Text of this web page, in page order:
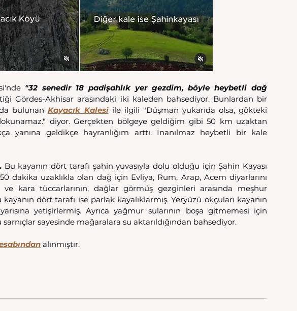
"32 senedir 18 padişahlık yer gezdim, böyle heybetli dağ
Gördes-Akhisar arasındaki iki kaleden bahsediyor. Bunlardan bir
bulunan Kayacık Kalesi ile ilgili "Düşman yukarıda olsa, gökteki
diyor. Gerçekten bölgeye geldiğim gibi 50 km uzaktan
yanına geldikçe hayranlığım arttı. İnanılmaz heybetli bir kale
. Bu kayanın dört tarafı şahin yuvasıyla dolu olduğu için Şahin Kayası
dakika uzaklıkla olan dağ için Evliya, Rum, Arap, Acem diyarlarını
kara tüccarlarının, dağlar görmüş gezginleri arasında meşhur
dört tarafı ise parlak kayalıklarmış. Yeryüzü okçuları kayanın
yetişirlermiş. Ayrıca yağmur sularının boşa gitmemesi için
sarnıçlar sayesinde mağaralara su aktarıldığından bahsediyor.
alınmıştır.